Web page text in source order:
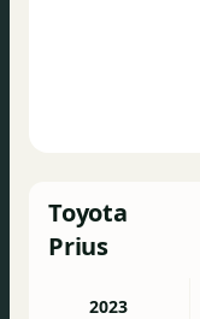
Toyota
Prius
2023